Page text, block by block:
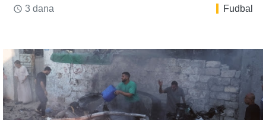
access_time 3 dana Fudbal